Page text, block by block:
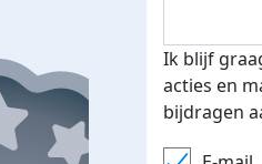
Ik blijf
acties en
bijdragen